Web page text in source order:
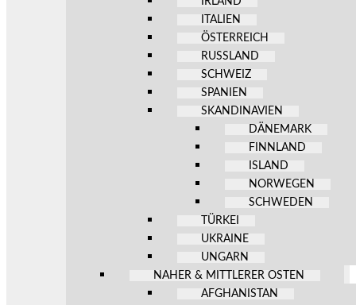
ITALIEN
ÖSTERREICH
RUSSLAND
SCHWEIZ
SPANIEN
SKANDINAVIEN
DÄNEMARK
FINNLAND
ISLAND
NORWEGEN
SCHWEDEN
TÜRKEI
UKRAINE
UNGARN
NAHER & MITTLERER OSTEN
AFGHANISTAN